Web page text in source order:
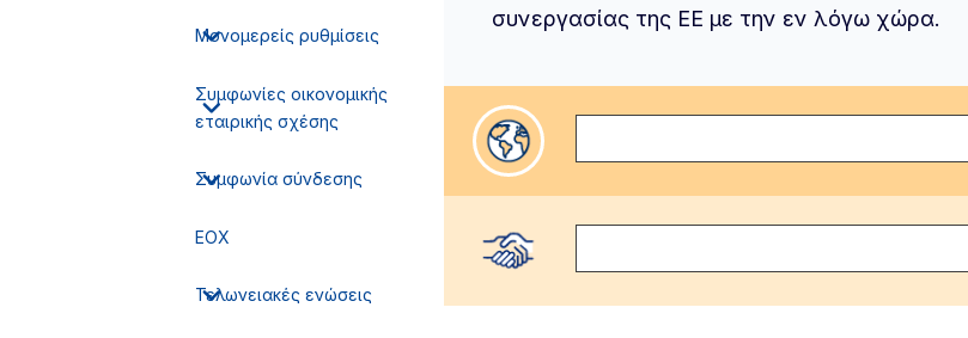
Μονομερείς ρυθμίσεις
Συμφωνίες οικονομικής
εταιρικής σχέσης
Συμφωνία σύνδεσης
ΕΟΧ
Τελωνειακές ενώσεις
συνεργασίας της ΕΕ με την εν λόγω χώρα.
Επιλέξτε χώρα
Επιλέξτε συμφωνία